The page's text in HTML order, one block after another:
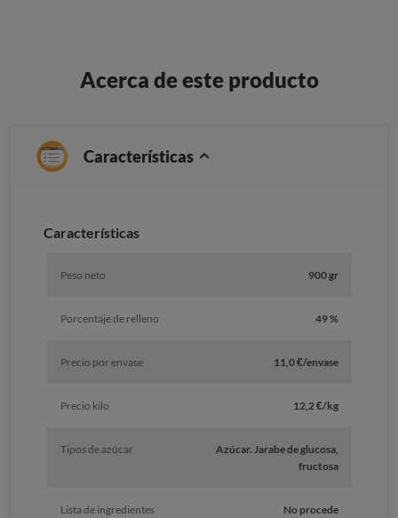
Acerca de este producto
Características
Características
Peso neto 900 gr
Porcentaje de relleno 49 %
Precio por envase 11,0 €/envase
Precio kilo 12,2 €/kg
Tipos de azúcar
Azúcar. Jarabe de glucosa,
fructosa
Lista de ingredientes No procede